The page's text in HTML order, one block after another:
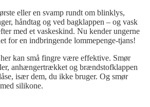
eller en svamp rundt om blinklys,
håndtag og ved bagklappen – og vask
med et vaskeskind. Nu kender ungerne
for en indbringende lommepenge-tjans!
kan små fingre være effektive. Smør
anhængertrækket og brændstofklappen
især dem, du ikke bruger. Og smør
silikone.